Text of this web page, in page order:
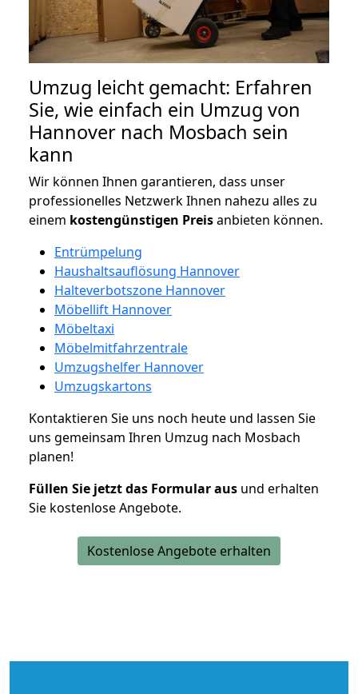
Umzug leicht gemacht: Erfahren
Sie, wie einfach ein Umzug von
Hannover nach Mosbach sein
kann
Wir können Ihnen garantieren, dass unser
professionelles Netzwerk Ihnen nahezu alles zu
einem kostengünstigen Preisanbieten können.
Entrümpelung
Haushaltsauflösung Hannover
Halteverbotszone Hannover
Möbellift Hannover
Möbeltaxi
Möbelmitfahrzentrale
Umzugshelfer Hannover
Umzugskartons
Kontaktieren Sie uns noch heute und lassen Sie
uns gemeinsam Ihren Umzug nach Mosbach
planen!
Füllen Sie jetzt das Formular aus und erhalten
Sie kostenlose Angebote.
Kostenlose Angebote erhalten